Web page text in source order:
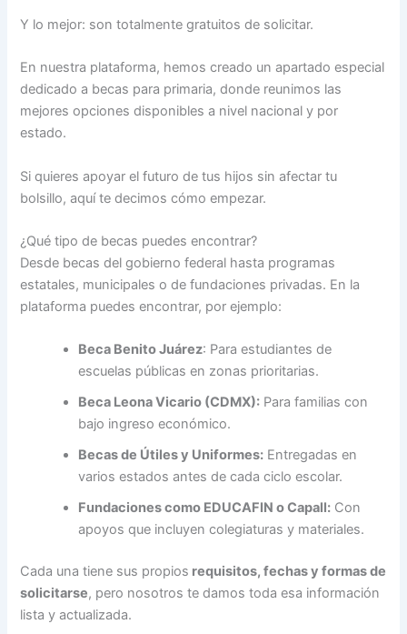
Y lo mejor: son totalmente gratuitos de solicitar.
En nuestra plataforma, hemos creado un apartado especial
dedicado a becas para primaria, donde reunimos las
mejores opciones disponibles a nivel nacional y por
estado.
Si quieres apoyar el futuro de tus hijos sin afectar tu
bolsillo, aquí te decimos cómo empezar.
¿Qué tipo de becas puedes encontrar?
Desde becas del gobierno federal hasta programas
estatales, municipales o de fundaciones privadas. En la
plataforma puedes encontrar, por ejemplo:
Beca Benito Juárez: Para estudiantes de
escuelas públicas en zonas prioritarias.
Beca Leona Vicario (CDMX): Para familias con
bajo ingreso económico.
Becas de Útiles y Uniformes: Entregadas en
varios estados antes de cada ciclo escolar.
Fundaciones como EDUCAFIN o Capall: Con
apoyos que incluyen colegiaturas y materiales.
Cada una tiene sus propios requisitos, fechas y formas de
solicitarse, pero nosotros te damos toda esa información
lista y actualizada.